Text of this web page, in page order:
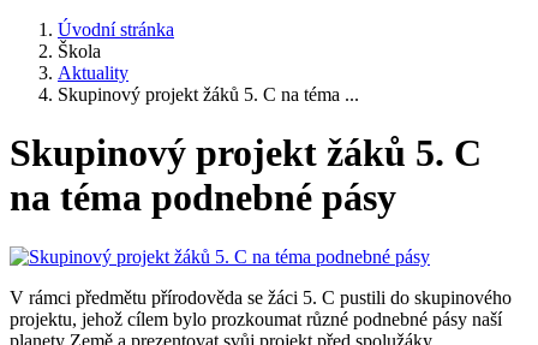
Úvodní stránka
Škola
Aktuality
Skupinový projekt žáků 5. C na téma ...
Skupinový projekt žáků 5. C
na téma podnebné pásy
V rámci předmětu přírodověda se žáci 5. C pustili do skupinového
projektu, jehož cílem bylo prozkoumat různé podnebné pásy naší
planety Země a prezentovat svůj projekt před spolužáky.